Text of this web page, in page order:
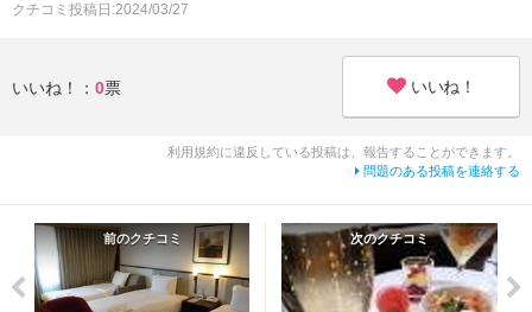
クチコミ投稿日:2024/03/27
いいね！： 0票 いいね！
利用規約に違反している投稿は、報告することができます。
問題のある投稿を連絡する
前のクチコミ 次のクチコミ